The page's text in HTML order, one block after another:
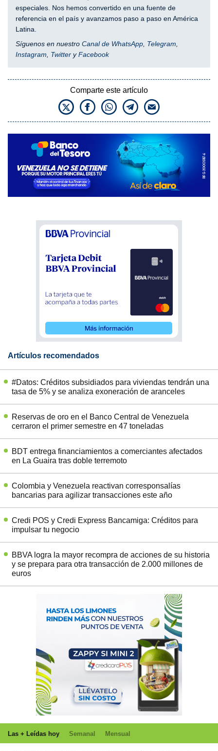
especiales. Nos hemos convertido en una fuente de
referencia en el país y avanzamos paso a paso en América
Latina.
Síguenos en nuestro Canal de WhatsApp Telegram
Instagram
Twitter yFacebook
Comparte este artículo
Artículos recomendados
#Datos: Créditos subsidiados para viviendas tendrán una
tasa de 5% y se analiza exoneración de aranceles
Reservas de oro en el Banco Central de Venezuela
cerraron el primer semestre en 47 toneladas
BDT entrega financiamientos a comerciantes afectados
en La Guaira tras doble terremoto
Colombia y Venezuela reactivan corresponsalías
bancarias para agilizar transacciones este año
Credi POS y Credi Express Bancamiga: Créditos para
impulsar tu negocio
BBVA logra la mayor recompra de acciones de su historia
y se prepara para otra transacción de 2.000 millones de
euros
Las + Leídas hoy Semanal Mensual